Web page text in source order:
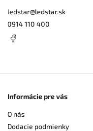
ledstar@ledstar.sk
0914 110 400
Informácie pre vás
O nás
Dodacie podmienky